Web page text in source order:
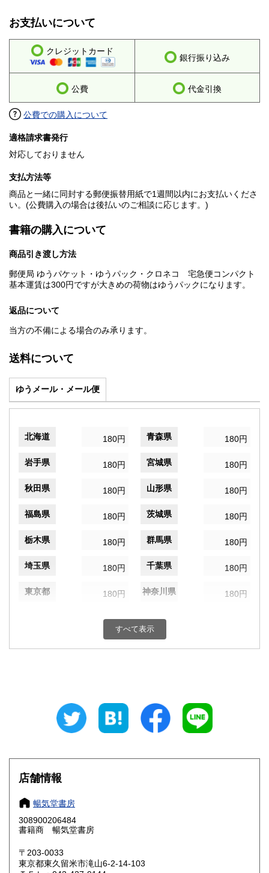
お支払いについて
クレジットカード
銀行振り込み
公費 代金引換
公費での購入について
適格請求書発行
対応しておりません
支払方法等
商品と一緒に同封する郵便振替用紙で1週間以内にお支払いくださ
い。(公費購入の場合は後払いのご相談に応じます。)
書籍の購入について
商品引き渡し方法
郵便局 ゆうパケット・ゆうパック・クロネコ 宅急便コンパクト
基本運賃は300円ですが大きめの荷物はゆうパックになります。
返品について
当方の不備による場合のみ承ります。
送料について
ゆうメール・メール便
北海道 180円 青森県 180円
岩手県 180円 宮城県 180円
秋田県 180円 山形県 180円
福島県 180円 茨城県 180円
栃木県 180円 群馬県 180円
埼玉県 180円 千葉県 180円
東京都 180円 神奈川県 180円
180円 富山県
180円 三重県
大阪府
奈良県
鳥取県
岡山県
すべて表示
店舗情報
暢気堂書房
308900206484
書籍商 暢気堂書房
〒203-0033
東京都東久留米市滝山6-2-14-103